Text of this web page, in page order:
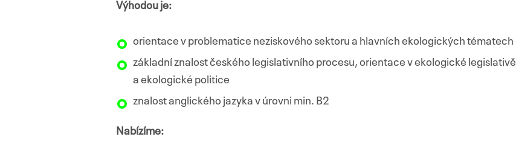
Výhodou je:
orientace v problematice neziskového sektoru a hlavních ekologických tématech
základní znalost českého legislativního procesu, orientace v ekologické legislativě
a ekologické politice
znalost anglického jazyka v úrovni min. B2
Nabízíme: